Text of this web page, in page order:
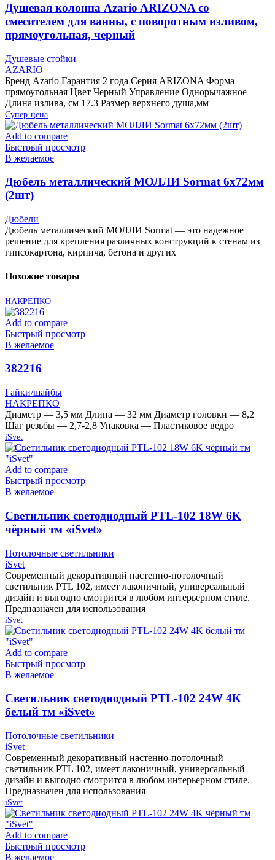
Душевая колонна Azario ARIZONA со
смесителем для ванны, с поворотным изливом,
прямоугольная, черный
Душевые стойки
AZARIO
Бренд Azario Гарантия 2 года Серия ARIZONA Форма
прямоугольная Цвет Черный Управление Однорычажное
Длина излива, см 17.3 Размер верхнего душа,мм
Супер-цена
Add to compare
Быстрый просмотр
В желаемое
Дюбель металлический МОЛЛИ Sormat 6х72мм
(2шт)
Дюбели
Дюбель металлический МОЛЛИ Sormat — это надежное
решение для крепления различных конструкций к стенам из
гипсокартона, кирпича, бетона и других
Похожие товары
НАКРЕПКО
Add to compare
Быстрый просмотр
В желаемое
382216
Гайки/шайбы
НАКРЕПКО
Диаметр — 3,5 мм Длина — 32 мм Диаметр головки — 8,2
Шаг резьбы — 2,7-2,8 Упаковка — Пластиковое ведро
iSvet
Add to compare
Быстрый просмотр
В желаемое
Cветильник светодиодный PTL-102 18W 6K
чёрный тм «iSvet»
Потолочные светильники
iSvet
Современный декоративный настенно-потолочный
светильник PTL 102, имеет лаконичный, универсальный
дизайн и выгодно смотрится в любом интерьерном стиле.
Предназначен для использования
iSvet
Add to compare
Быстрый просмотр
В желаемое
Cветильник светодиодный PTL-102 24W 4K
белый тм «iSvet»
Потолочные светильники
iSvet
Современный декоративный настенно-потолочный
светильник PTL 102, имеет лаконичный, универсальный
дизайн и выгодно смотрится в любом интерьерном стиле.
Предназначен для использования
iSvet
Add to compare
Быстрый просмотр
В желаемое